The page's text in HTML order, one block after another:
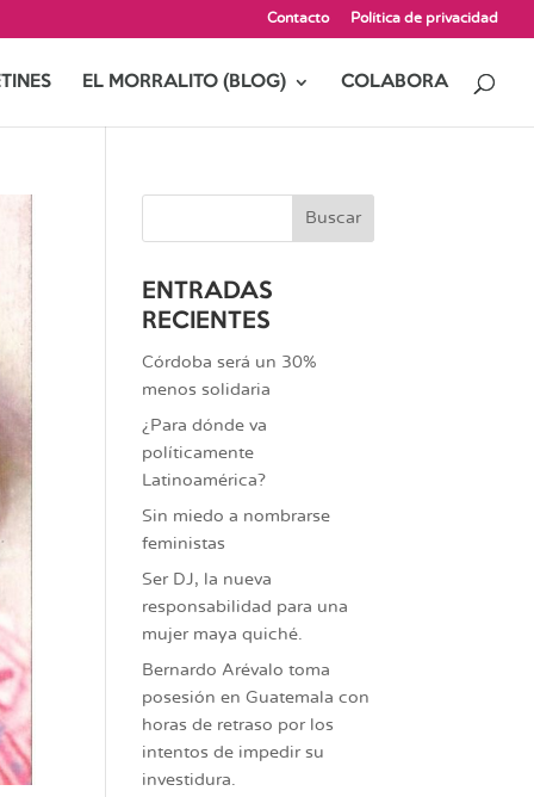
Contacto Política de privacidad
EL MORRALITO (BLOG) COLABORA
ENTRADAS
RECIENTES
Córdoba será un 30%
menos solidaria
¿Para dónde va
políticamente
Latinoamérica?
Sin miedo a nombrarse
feministas
Ser DJ, la nueva
responsabilidad para una
mujer maya quiché.
Bernardo Arévalo toma
posesión en Guatemala con
horas de retraso por los
intentos de impedir su
investidura.